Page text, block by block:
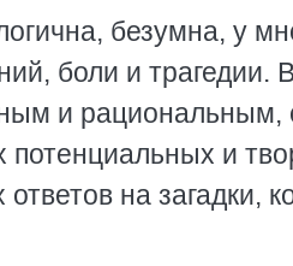
безумна, у
боли и трагедии.
и рациональным,
потенциальных и
на загадки,